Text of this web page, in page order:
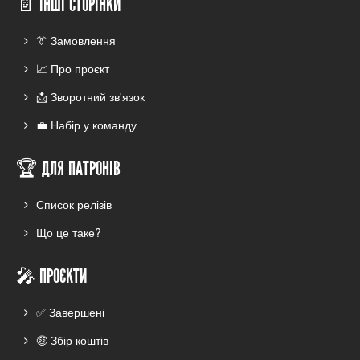
📄 ІНШІ СТОРІНКИ
👔 Замовлення
📈 Про проєкт
📩 Зворотний зв'язок
💼 Набір у команду
🏆 ДЛЯ ПАТРОНІВ
Список релізів
Що це таке?
🎤 ПРОЄКТИ
✅ Завершені
🤑 Збір коштів